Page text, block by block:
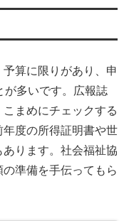
算に限りがあり、申
が多いです。広報誌
まめにチェックする
度の所得証明書や世
ります。社会福祉協
準備を手伝ってもら